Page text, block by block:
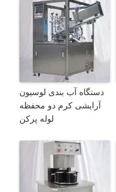
دستگاه آب بندی لوسیون
آرایشی کرم دو محفظه
لوله پرکن